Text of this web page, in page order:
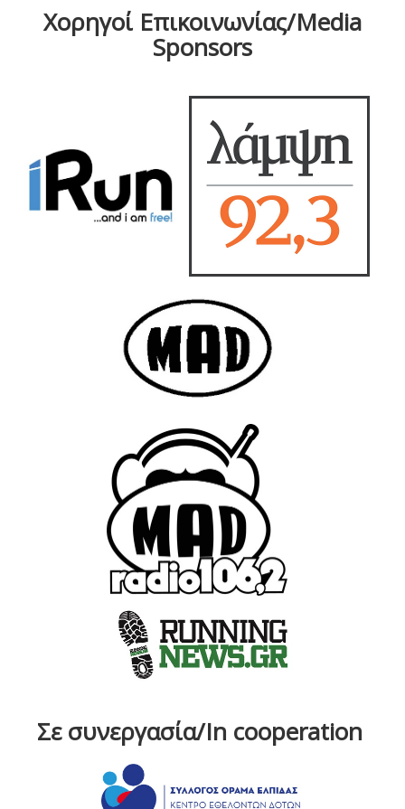
Χορηγοί Επικοινωνίας/Media
Sponsors
Σε συνεργασία/In cooperation